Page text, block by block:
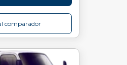
comparador